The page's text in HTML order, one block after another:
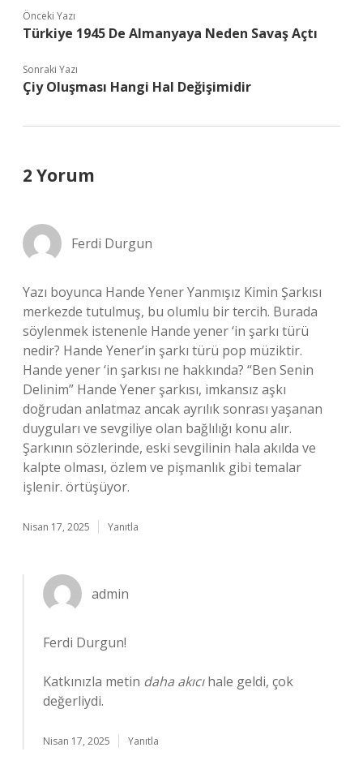
Önceki Yazı
Türkiye 1945 De Almanyaya Neden Savaş Açtı
Sonraki Yazı
Çiy Oluşması Hangi Hal Değişimidir
2 Yorum
Ferdi Durgun
Yazı boyunca Hande Yener Yanmışız Kimin Şarkısı
merkezde tutulmuş, bu olumlu bir tercih. Burada
söylenmek istenenle Hande yener ‘in şarkı türü
nedir? Hande Yener’in şarkı türü pop müziktir.
Hande yener ‘in şarkısı ne hakkında? “Ben Senin
Delinim” Hande Yener şarkısı, imkansız aşkı
doğrudan anlatmaz ancak ayrılık sonrası yaşanan
duyguları ve sevgiliye olan bağlılığı konu alır.
Şarkının sözlerinde, eski sevgilinin hala akılda ve
kalpte olması, özlem ve pişmanlık gibi temalar
işlenir. örtüşüyor.
Nisan 17, 2025 Yanıtla
admin
Ferdi Durgun!
Katkınızla metin daha akıcıhale geldi, çok
değerliydi.
Nisan 17, 2025 Yanıtla